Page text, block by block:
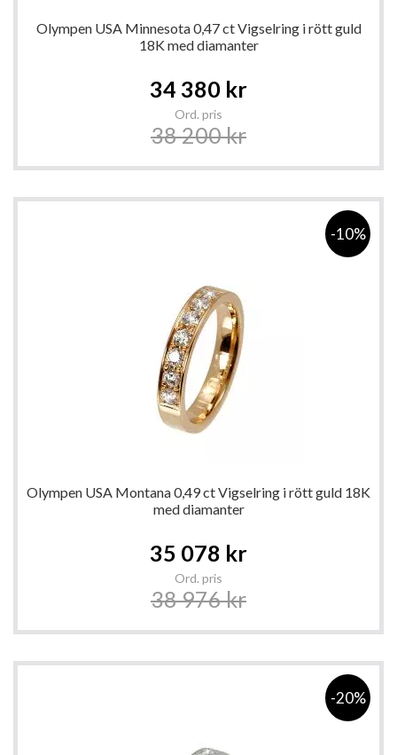
Olympen USA Minnesota 0,47 ct Vigselring i rött guld
18K med diamanter
34 380 kr
Ord. pris
38 200 kr
-10%
Olympen USA Montana 0,49 ct Vigselring i rött guld 18K
med diamanter
35 078 kr
Ord. pris
38 976 kr
-20%